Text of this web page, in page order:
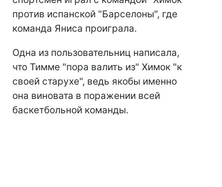
против испанской "Барселоны", где
команда Яниса проиграла.
Одна из пользовательниц написала,
что Тимме "пора валить из" Химок "к
своей старухе", ведь якобы именно
она виновата в поражении всей
баскетбольной команды.